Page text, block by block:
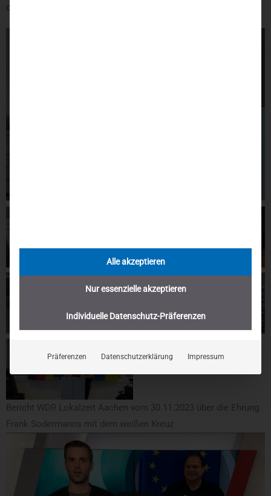
des weißen Kreuz.
Bericht WDR Lokalzeit Aachen vom 30.11.2023 über die Ehrung
Frank Sodermanns mit dem weißen Kreuz
Alle akzeptieren
Nur essenzielle akzeptieren
Individuelle Datenschutz-Präferenzen
Präferenzen Datenschutzerklärung Impressum